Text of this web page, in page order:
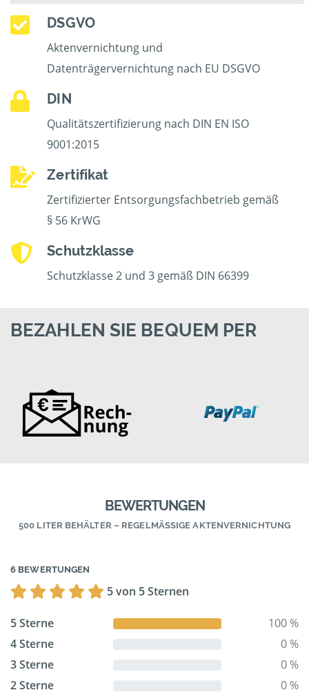
DSGVO
Aktenvernichtung und
Datenträgervernichtung nach EU DSGVO
DIN
Qualitätszertifizierung nach DIN EN ISO
9001:2015
Zertifikat
Zertifizierter Entsorgungsfachbetrieb gemäß
§ 56 KrWG
Schutzklasse
Schutzklasse 2 und 3 gemäß DIN 66399
BEZAHLEN SIE BEQUEM PER
BEWERTUNGEN
500 LITER BEHÄLTER – REGELMÄSSIGE AKTENVERNICHTUNG
6 BEWERTUNGEN
5 von 5 Sternen
5 Sterne
100 %
4 Sterne
0 %
3 Sterne
0 %
2 Sterne
0 %